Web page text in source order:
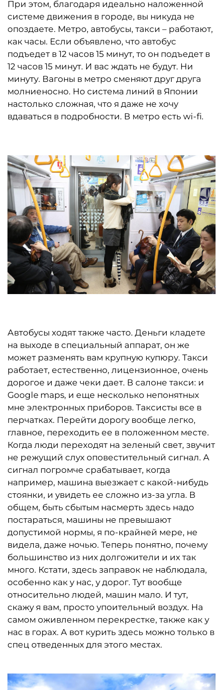
При этом, благодаря идеально наложенной
системе движения в городе, вы никуда не
опоздаете. Метро, автобусы, такси – работают,
как часы. Если объявлено, что автобус
подъедет в 12 часов 15 минут, то он подъедет в
12 часов 15 минут. И вас ждать не будут. Ни
минуту. Вагоны в метро сменяют друг друга
молниеносно. Но система линий в Японии
настолько сложная, что я даже не хочу
вдаваться в подробности. В метро есть wi-fi.
Автобусы ходят также часто. Деньги кладете
на выходе в специальный аппарат, он же
может разменять вам крупную купюру. Такси
работает, естественно, лицензионное, очень
дорогое и даже чеки дает. В салоне такси: и
Google maps, и еще несколько непонятных
мне электронных приборов. Таксисты все в
перчатках. Перейти дорогу вообще легко,
главное, переходить ее в положенном месте.
Когда люди переходят на зеленый свет, звучит
не режущий слух оповестительный сигнал. А
сигнал погромче срабатывает, когда
например, машина выезжает с какой-нибудь
стоянки, и увидеть ее сложно из-за угла. В
общем, быть сбытым насмерть здесь надо
постараться, машины не превышают
допустимой нормы, я по-крайней мере, не
видела, даже ночью. Теперь понятно, почему
большинство из них долгожители и их так
много. Кстати, здесь заправок не наблюдала,
особенно как у нас, у дорог. Тут вообще
относительно людей, машин мало. И тут,
скажу я вам, просто упоительный воздух. На
самом оживленном перекрестке, также как у
нас в горах. А вот курить здесь можно только в
спец отведенных для этого местах.